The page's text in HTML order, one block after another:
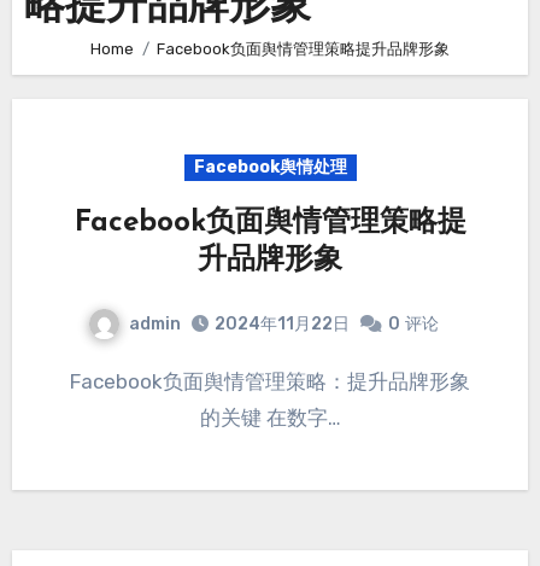
Home Facebook负面舆情管理策略提升品牌形象
Facebook舆情处理
Facebook负面舆情管理策略提
升品牌形象
admin 2024年11月22日 0 评论
Facebook负面舆情管理策略：提升品牌形象
的关键 在数字…